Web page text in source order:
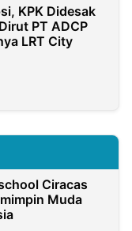
KPK Didesak
PT ADCP
LRT City
Ciracas
Muda